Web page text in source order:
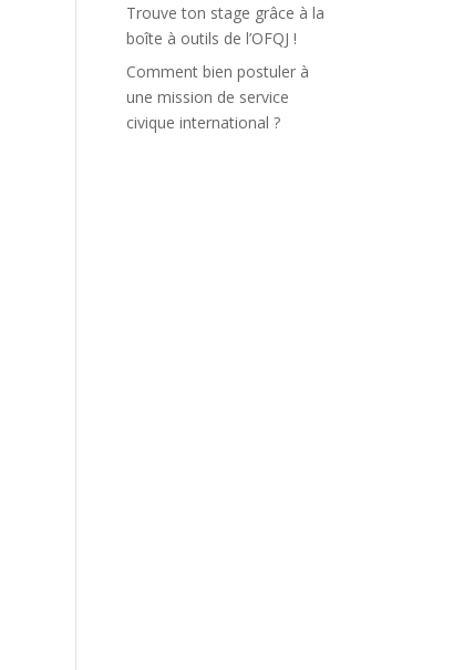
Trouve ton stage grâce à la
boîte à outils de l’OFQJ !
Comment bien postuler à
une mission de service
civique international ?